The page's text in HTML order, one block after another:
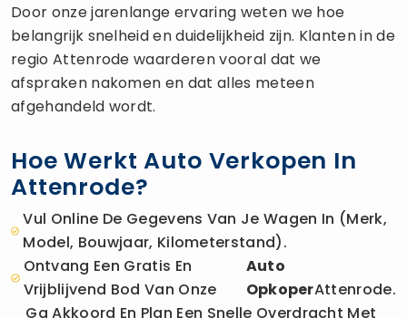
Door onze jarenlange ervaring weten we hoe
belangrijk snelheid en duidelijkheid zijn. Klanten in de
regio Attenrode waarderen vooral dat we
afspraken nakomen en dat alles meteen
afgehandeld wordt.
Hoe Werkt Auto Verkopen In
Attenrode?
Vul Online De Gegevens Van Je Wagen In (merk,
Model, Bouwjaar, Kilometerstand).
Ontvang Een Gratis En
Vrijblijvend Bod Van Onze
Auto
OpkoperAttenrode.
Ga Akkoord En Plan Een Snelle Overdracht Met